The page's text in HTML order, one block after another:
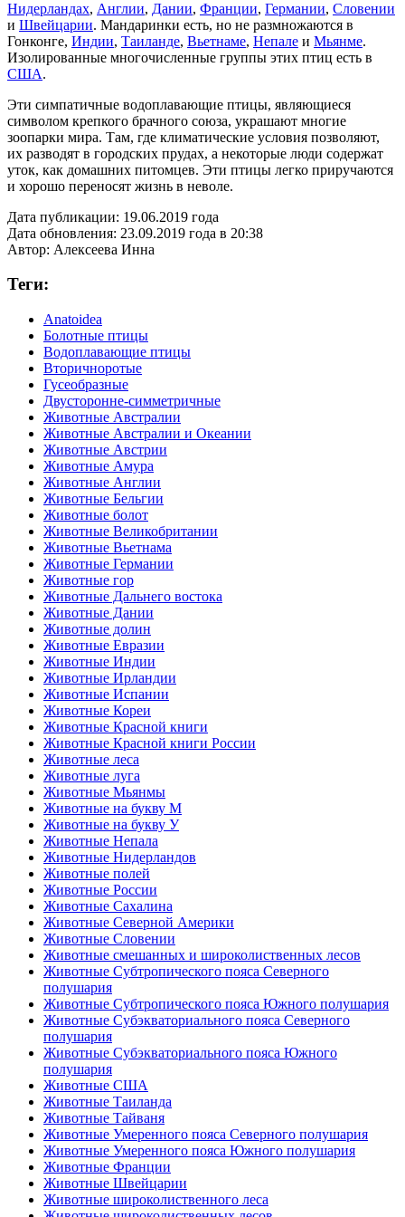
Нидерландах, Англии, Дании, Франции, Германии, Словении
и Швейцарии. Мандаринки есть, но не размножаются в
Гонконге, Индии, Таиланде, Вьетнаме, Непале и Мьянме.
Изолированные многочисленные группы этих птиц есть в
США.
Эти симпатичные водоплавающие птицы, являющиеся
символом крепкого брачного союза, украшают многие
зоопарки мира. Там, где климатические условия позволяют,
их разводят в городских прудах, а некоторые люди содержат
уток, как домашних питомцев. Эти птицы легко приручаются
и хорошо переносят жизнь в неволе.
Дата публикации: 19.06.2019 года
Дата обновления: 23.09.2019 года в 20:38
Автор: Алексеева Инна
Теги:
Anatoidea
Болотные птицы
Водоплавающие птицы
Вторичноротые
Гусеобразные
Двусторонне-симметричные
Животные Австралии
Животные Австралии и Океании
Животные Австрии
Животные Амура
Животные Англии
Животные Бельгии
Животные болот
Животные Великобритании
Животные Вьетнама
Животные Германии
Животные гор
Животные Дальнего востока
Животные Дании
Животные долин
Животные Евразии
Животные Индии
Животные Ирландии
Животные Испании
Животные Кореи
Животные Красной книги
Животные Красной книги России
Животные леса
Животные луга
Животные Мьянмы
Животные на букву М
Животные на букву У
Животные Непала
Животные Нидерландов
Животные полей
Животные России
Животные Сахалина
Животные Северной Америки
Животные Словении
Животные смешанных и широколиственных лесов
Животные Субтропического пояса Северного
полушария
Животные Субтропического пояса Южного полушария
Животные Субэкваториального пояса Северного
полушария
Животные Субэкваториального пояса Южного
полушария
Животные США
Животные Таиланда
Животные Тайваня
Животные Умеренного пояса Северного полушария
Животные Умеренного пояса Южного полушария
Животные Франции
Животные Швейцарии
Животные широколиственного леса